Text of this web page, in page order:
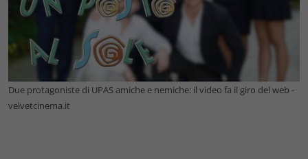
Due protagoniste di UPAS amiche e nemiche: il video fa il giro del web -
velvetcinema.it